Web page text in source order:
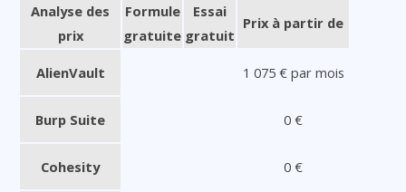
Analyse des
prix
Formule
gratuite
Essai
gratuit
Prix à partir de
AlienVault 1 075 € par mois
Burp Suite 0 €
Cohesity 0 €